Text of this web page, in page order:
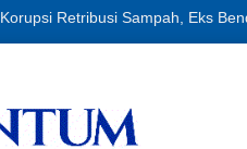
Dugaan Penipuan Oleh Oknum